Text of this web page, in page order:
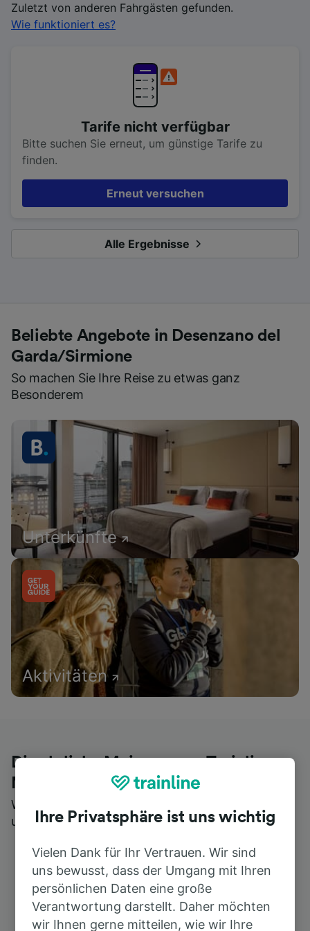
Zuletzt von anderen Fahrgästen gefunden.
Wie funktioniert es?
Tarife nicht verfügbar
Bitte suchen Sie erneut, um günstige Tarife zu
finden.
Erneut versuchen
Alle Ergebnisse
Beliebte Angebote in Desenzano del
Garda/Sirmione
So machen Sie Ihre Reise zu etwas ganz
Besonderem
Unterkünfte
Aktivitäten
Die ehrliche Meinung von Trainline-
Nutzern
Wer könnte Ihnen besseres Feedback geben als
unsere Kunden selbst?
Ihre Privatsphäre ist uns wichtig
Vielen Dank für Ihr Vertrauen. Wir sind
uns bewusst, dass der Umgang mit Ihren
persönlichen Daten eine große
Verantwortung darstellt. Daher möchten
wir Ihnen gerne mitteilen, wie wir Ihre